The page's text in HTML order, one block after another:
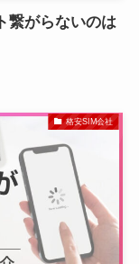
繋がらないのは
格安SIM会社